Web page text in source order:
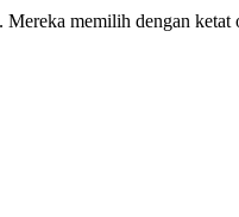
memilih dengan